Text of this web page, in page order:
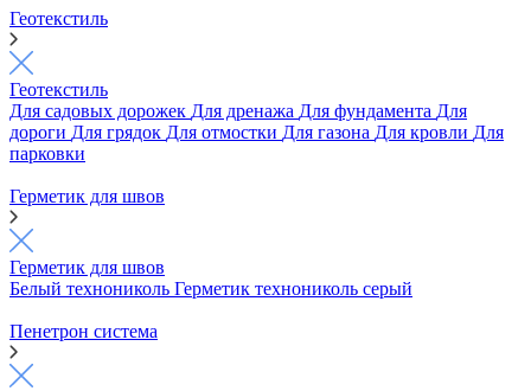
Геотекстиль
Геотекстиль
Для садовых дорожек Для дренажа Для фундамента Для
дороги Для грядок Для отмостки Для газона Для кровли Для
парковки
Герметик для швов
Герметик для швов
Белый технониколь Герметик технониколь серый
Пенетрон система